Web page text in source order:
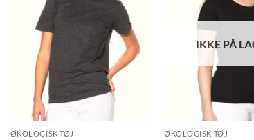
ØKOLOGISK TØJ
IKKE PÅ
ØKOLOGISK TØJ